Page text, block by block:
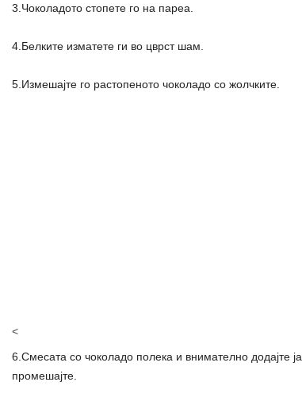
3.Чоколадото стопете го на пареа.
4.Белките изматете ги во цврст шам.
5.Измешајте го растопеното чоколадо со жолчките.
<
6.Смесата со чоколадо полека и внимателно додајте
промешајте.